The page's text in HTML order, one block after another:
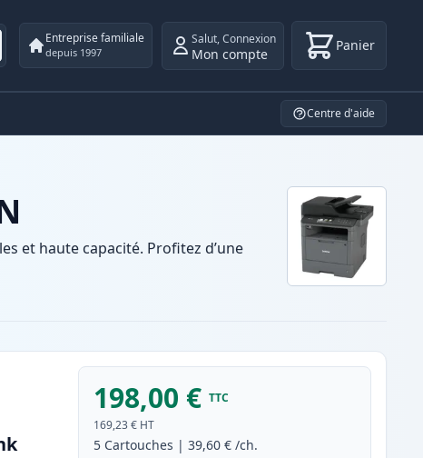
Entreprise familiale
depuis 1997
Salut,Connexion
Mon compte Panier
Centre d'aide
et haute capacité. Profitez d’une
198,00 € TTC
169,23 € HT
5 Cartouches |39,60 € /ch.